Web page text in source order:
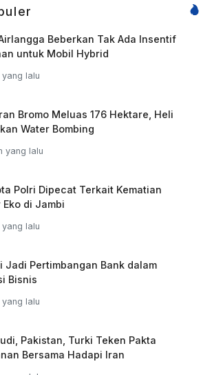
Beberkan Tak Ada Insentif
untuk Mobil Hybrid
lalu
Bromo Meluas 176 Hektare, Heli
Water Bombing
yang lalu
Polri Dipecat Terkait Kematian
Eko di Jambi
lalu
Jadi Pertimbangan Bank dalam
Bisnis
lalu
Pakistan, Turki Teken Pakta
Bersama Hadapi Iran